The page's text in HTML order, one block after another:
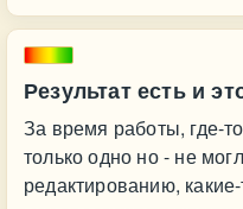
Результат есть и
За время работы, где-
только одно но - не
редактированию,